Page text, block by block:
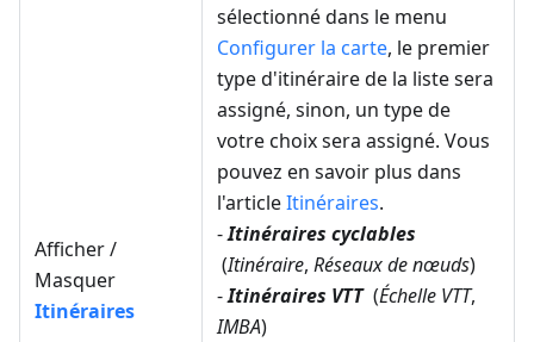
Afficher /
Masquer
Itinéraires
sélectionné dans le menu
Configurer la carte, le premier
type d'itinéraire de la liste sera
assigné, sinon, un type de
votre choix sera assigné. Vous
pouvez en savoir plus dans
l'articleItinéraires.
-Itinéraires cyclables
(Itinéraire, Réseaux de nœuds)
-Itinéraires VTT(Échelle VTT,
IMBA)